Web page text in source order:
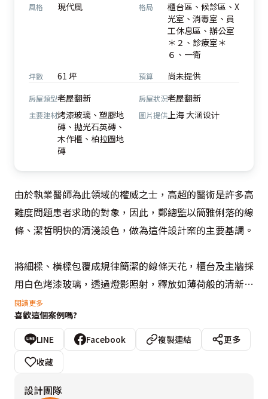
風格 現代風 格局
櫃台區、候診區、X
光室、消毒室、員
工休息區、辦公室
＊２、診療室＊
６、一衛
坪數 61 坪 預算 尚未提供
房屋類型老屋翻新 房屋狀況老屋翻新
主要建材烤漆玻璃、塑膠地
磚、拋光石英磚、
木作櫃、柏拉圖地
磚
圖片提供上海 大涵设计
由於執業醫師為此領域的權威之士，高超的醫術是許多高
難度問題患者求助的對象，因此，鄭總監以簡雅俐落的線
條、潔皙明快的清淺設色，做為這件設計案的主要基調。
將細樑、橫樑包覆成規律簡潔的線條天花，櫃台及主牆採
用白色烤漆玻璃，透過燈影照射，釋放如薄荷般的清新爽
朗感；等候區的灰色皮質沙發、白色旋轉椅，是尊榮的待
客之禮，為令醫療問診的動線更為流暢，診間隔屏刻意不
做滿，靠窗處安排開口的規劃，形成如大醫院看診間的便
利格局。而高雅的配色除了背景的呈現，診療椅的天空
藍、機能櫃白色搭配香檳金，都經過精心挑選及設計。一
切的細節，形塑出大器沉穩、卓爾超群，專業權威感十足
閱讀更多
喜歡這個案例嗎?
LINE Facebook 複製連結
更多
收藏
設計團隊